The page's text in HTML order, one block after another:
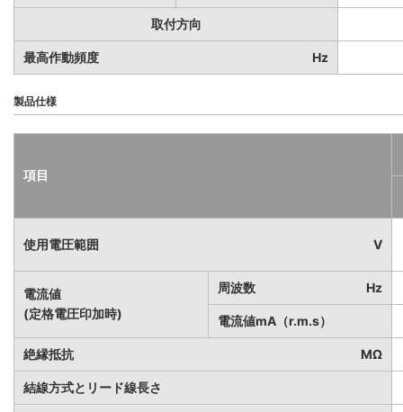
取付方向
最高作動頻度 Hz
製品仕様
項目
使用電圧範囲 V
電流値
(定格電圧印加時)
周波数 Hz
電流値mA（r.m.s）
絶縁抵抗 MΩ
結線方式とリード線長さ